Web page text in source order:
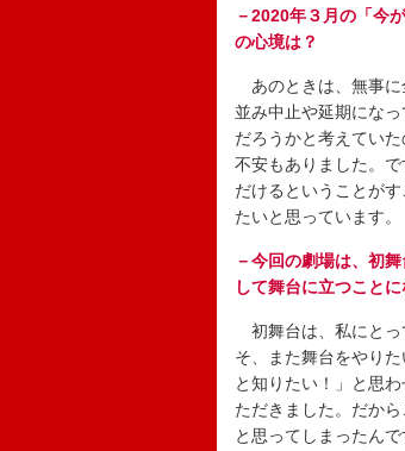
－2020年３月の「今
の心境は？
あのときは、無事に
並み中止や延期にな
だろうかと考えてい
不安もありました。
だけるということが
たいと思っています。
－今回の劇場は、初
して舞台に立つことに
初舞台は、私にとっ
そ、また舞台をやり
と知りたい！」と思
ただきました。だか
と思ってしまったん